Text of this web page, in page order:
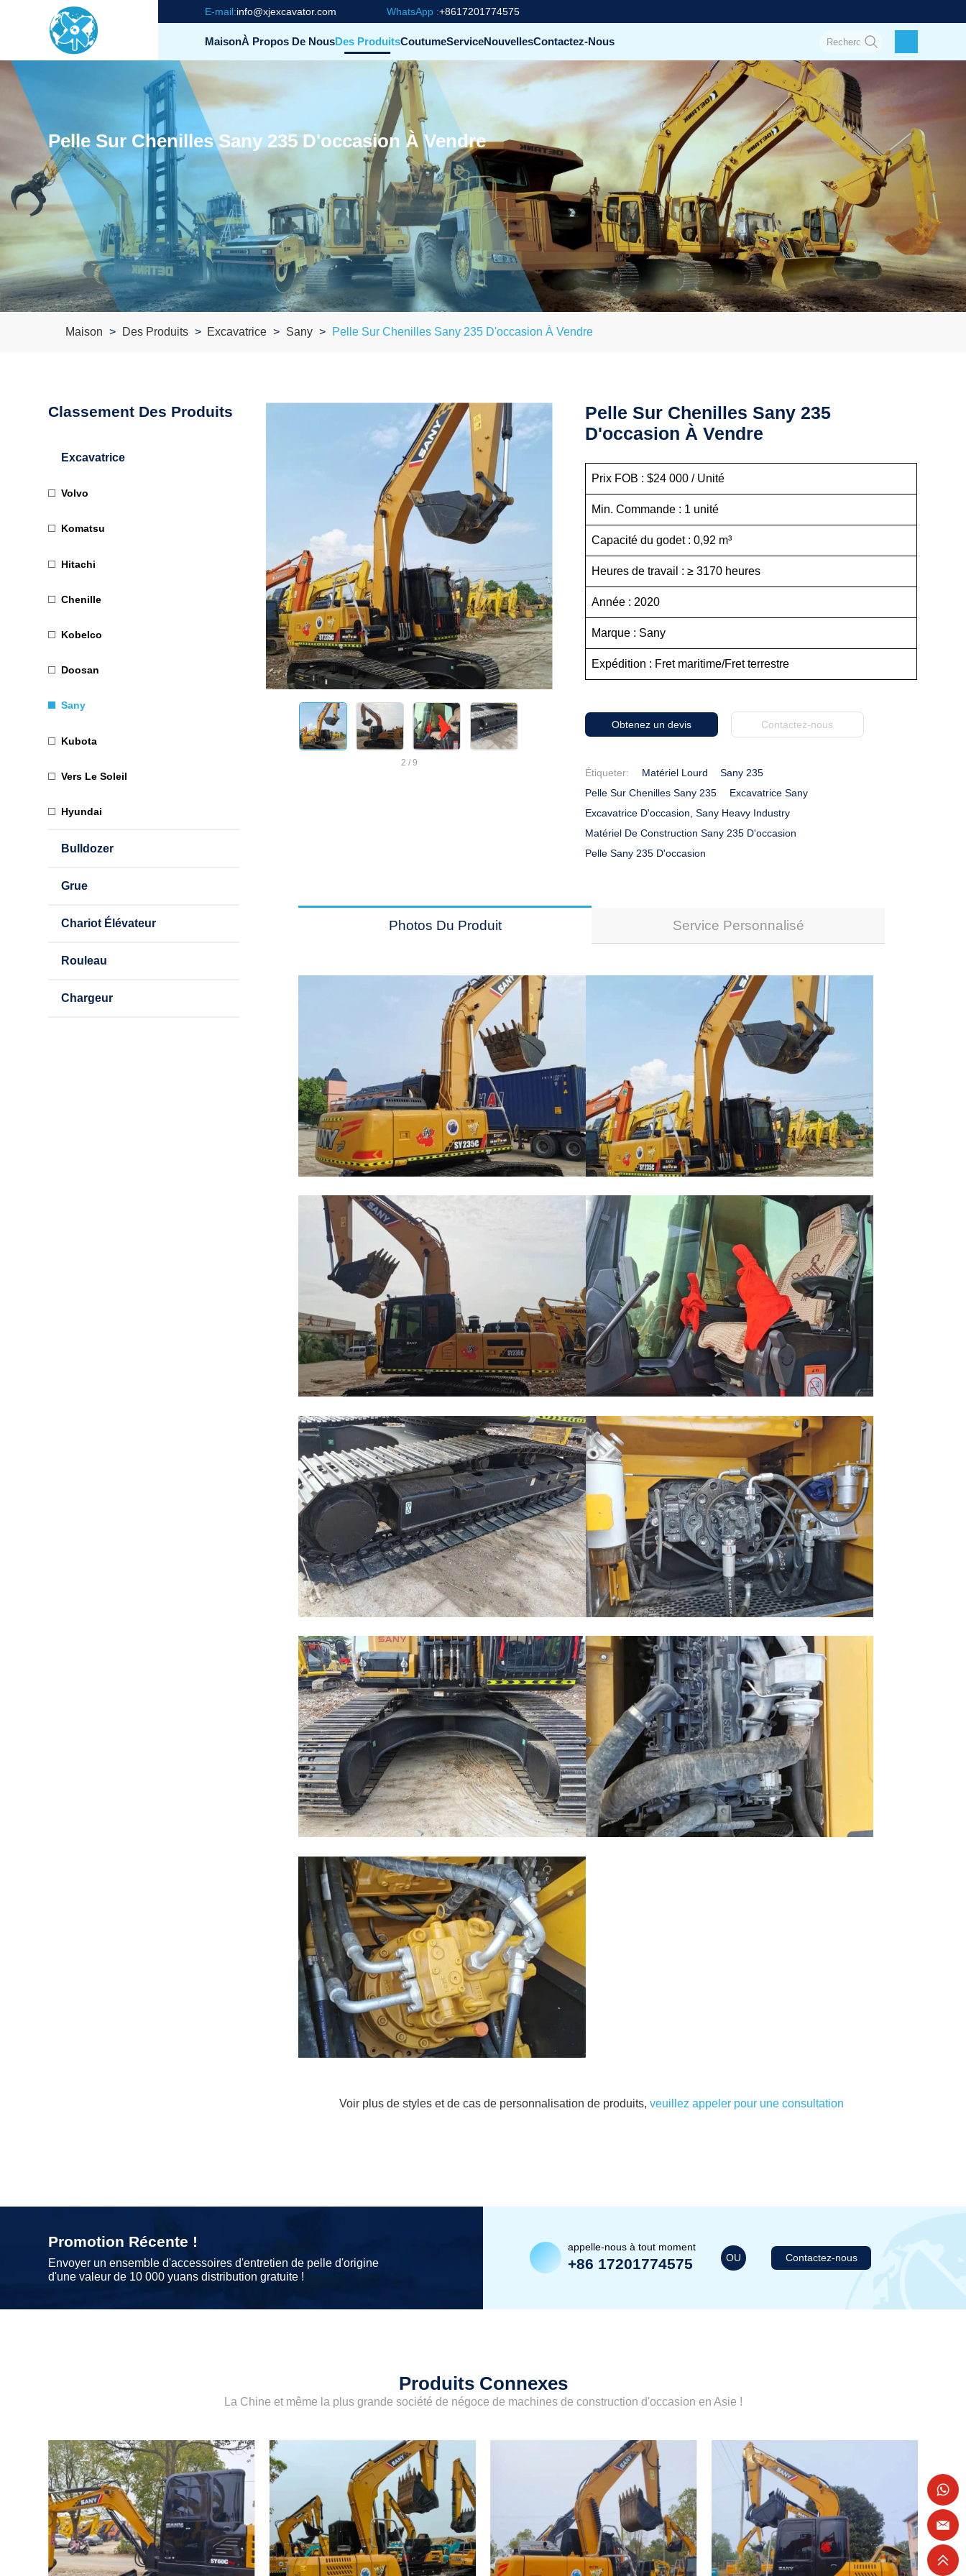
E-mail:info@xjexcavator.com WhatsApp :+8617201774575
MaisonÀ Propos De NousDes ProduitsCoutumeServiceNouvellesContactez-Nous
Pelle Sur Chenilles Sany 235 D'occasion À Vendre
Maison Des Produits Excavatrice Sany Pelle Sur Chenilles Sany 235 D'occasion À Vendre
Classement Des Produits
Excavatrice
Volvo
Komatsu
Hitachi
Chenille
Kobelco
Doosan
Sany
Kubota
Vers Le Soleil
Hyundai
Bulldozer
Grue
Chariot Élévateur
Rouleau
Chargeur
2 / 9
Pelle Sur Chenilles Sany 235
D'occasion À Vendre
Prix FOB : $24 000 / Unité
Min. Commande : 1 unité
Capacité du godet : 0,92 m³
Heures de travail : ≥ 3170 heures
Année : 2020
Marque : Sany
Expédition : Fret maritime/Fret terrestre
Obtenez un devis Contactez-nous
Étiqueter: Matériel Lourd
Sany 235
Pelle Sur Chenilles Sany 235
Excavatrice Sany
Excavatrice D'occasion, Sany Heavy Industry
Matériel De Construction Sany 235 D'occasion
Pelle Sany 235 D'occasion
Photos Du Produit Service Personnalisé
Voir plus de styles et de cas de personnalisation de produits, veuillez appeler pour une consultation
Promotion Récente !
Envoyer un ensemble d'accessoires d'entretien de pelle d'origine
d'une valeur de 10 000 yuans distribution gratuite !
appelle-nous à tout moment
+86 17201774575 OU Contactez-nous
Produits Connexes
La Chine et même la plus grande société de négoce de machines de construction d'occasion en Asie !